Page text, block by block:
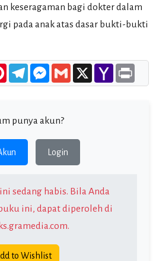
keseragaman bagi dokter dalam
pada anak atas dasar bukti-bukti
PinterestTelegramMessenger
Gmail X
Yahoo
Mail
punya akun?
Login
sedang habis. Bila Anda
ini, dapat diperoleh di
.
to Wishlist